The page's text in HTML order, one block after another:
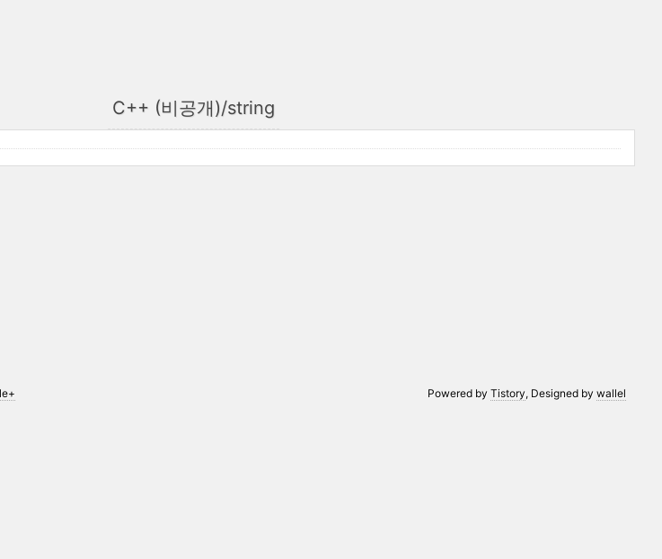
C++ (비공개)/string
Powered byTistory, Designed bywallel